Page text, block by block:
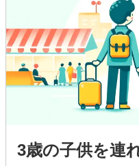
3歳の子供を連